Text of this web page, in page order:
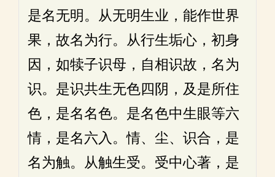
是名无明。从无明生业，能作世界
果，故名为行。从行生垢心，初身
因，如犊子识母，自相识故，名为
识。是识共生无色四阴，及是所住
色，是名名色。是名色中生眼等六
情，是名六入。情、尘、识合，是
名为触。从触生受。受中心著，是